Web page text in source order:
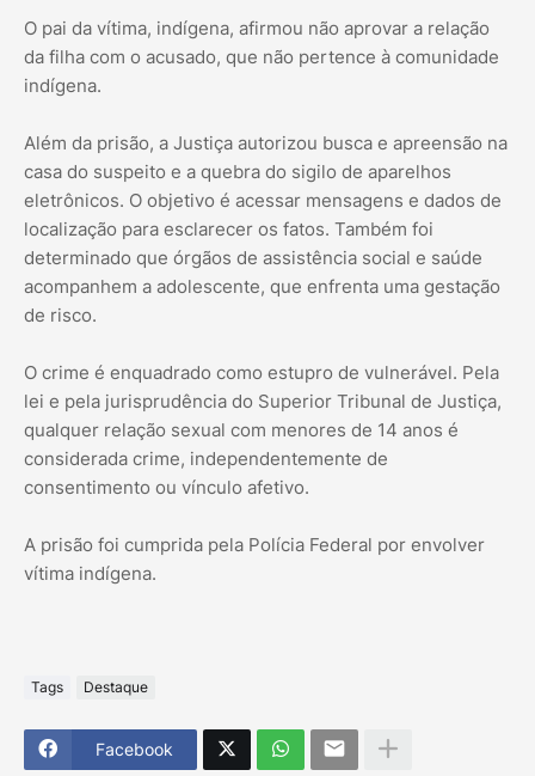
O pai da vítima, indígena, afirmou não aprovar a relação
da filha com o acusado, que não pertence à comunidade
indígena.
Além da prisão, a Justiça autorizou busca e apreensão na
casa do suspeito e a quebra do sigilo de aparelhos
eletrônicos. O objetivo é acessar mensagens e dados de
localização para esclarecer os fatos. Também foi
determinado que órgãos de assistência social e saúde
acompanhem a adolescente, que enfrenta uma gestação
de risco.
O crime é enquadrado como estupro de vulnerável. Pela
lei e pela jurisprudência do Superior Tribunal de Justiça,
qualquer relação sexual com menores de 14 anos é
considerada crime, independentemente de
consentimento ou vínculo afetivo.
A prisão foi cumprida pela Polícia Federal por envolver
vítima indígena.
Tags Destaque
Facebook